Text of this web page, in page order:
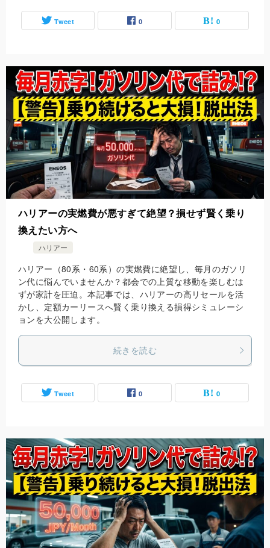
Tweet 0 0
ハリアーの実燃費が悪すぎて絶望？損せず賢く乗り
換えたい方へ
ハリアー
ハリアー（80系・60系）の実燃費に絶望し、毎月のガソリ
ン代に悩んでいませんか？都会での上質な移動を楽しむは
ずが家計を圧迫。本記事では、ハリアーの高リセールを活
かし、定額カーリースへ賢く乗り換える損得シミュレーシ
ョンを大公開します。
続きを読む
Tweet 0 0